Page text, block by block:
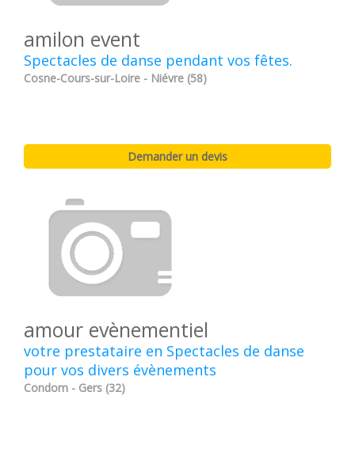
amilon event
Spectacles de danse pendant vos fêtes.
Cosne-Cours-sur-Loire - Niévre (58)
amour evènementiel
votre prestataire en Spectacles de danse
pour vos divers évènements
Condom - Gers (32)